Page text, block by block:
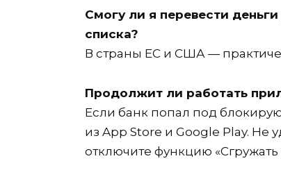
Смогу ли я перевести
списка?
В страны ЕС и США —
Продолжит ли работать
Если банк попал под
из App Store и Google Play. Не
отключите функцию